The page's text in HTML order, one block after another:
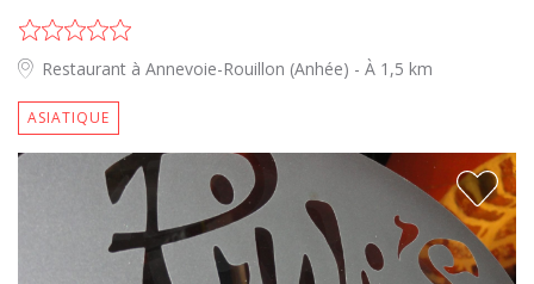
Restaurant à Annevoie-Rouillon (Anhée) - À 1,5 km
ASIATIQUE